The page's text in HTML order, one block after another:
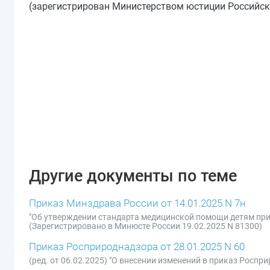
(зарегистрирован Министерством юстиции
Другие документы по теме
Приказ Минздрава России от 14.01.2025 N 7н
"Об утверждении стандарта медицинской помощи детям
(Зарегистрировано в Минюсте России 19.02.2025 N 81300)
Приказ Росприроднадзора от 28.01.2025 N 60
(ред. от 06.02.2025) "О внесении изменений в приказ